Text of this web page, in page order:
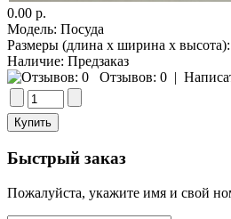
0.00 р.
Модель: Посуда
Размеры (длина x ширина x высота):
Наличие: Предзаказ
Отзывов: 0 |
Быстрый заказ
Пожалуйста, укажите имя и свой